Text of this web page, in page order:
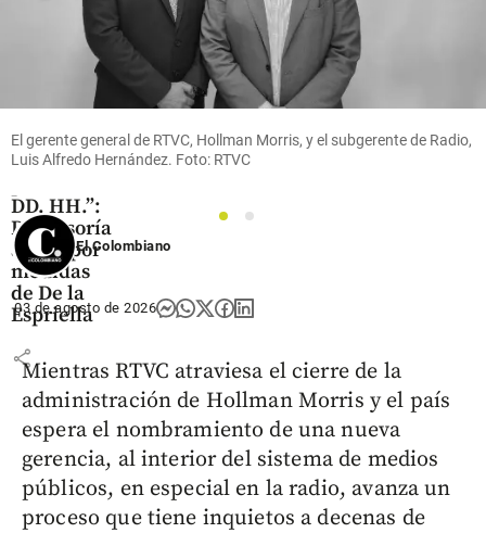
Colombia
propuestas
generar
riesgos
DD. HH.”:
Defensoría
alerta por
medidas
de De la
Espriella
share
El gerente general de RTVC, Hollman Morris, y el subgerente de Radio,
Luis Alfredo Hernández. Foto: RTVC
1
2
El Colombiano
03 de agosto de 2026
Mientras RTVC atraviesa el cierre de la
administración de Hollman Morris y el país
espera el nombramiento de una nueva
gerencia, al interior del sistema de medios
públicos, en especial en la radio, avanza un
proceso que tiene inquietos a decenas de